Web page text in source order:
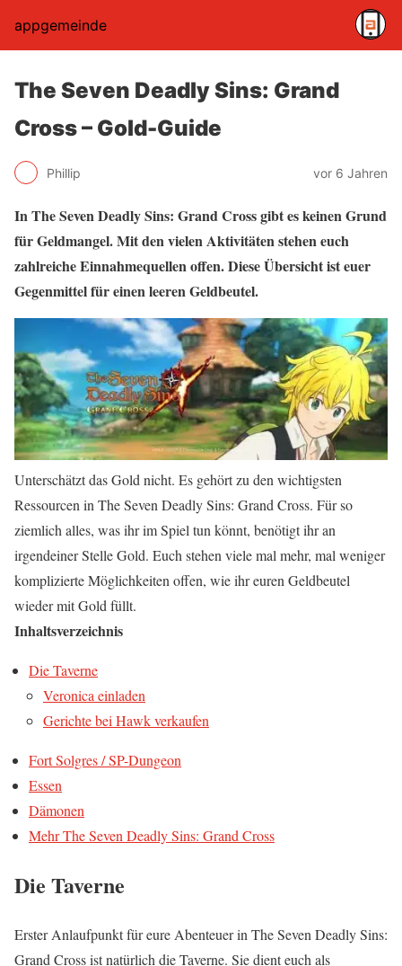
appgemeinde
The Seven Deadly Sins: Grand
Cross – Gold-Guide
Phillip vor 6 Jahren
In The Seven Deadly Sins: Grand Cross gibt es keinen Grund
für Geldmangel. Mit den vielen Aktivitäten stehen euch
zahlreiche Einnahmequellen offen. Diese Übersicht ist euer
Gegenmittel für einen leeren Geldbeutel.
Unterschätzt das Gold nicht. Es gehört zu den wichtigsten
Ressourcen in The Seven Deadly Sins: Grand Cross. Für so
ziemlich alles, was ihr im Spiel tun könnt, benötigt ihr an
irgendeiner Stelle Gold. Euch stehen viele mal mehr, mal weniger
komplizierte Möglichkeiten offen, wie ihr euren Geldbeutel
wieder mit Gold füllt.
Inhaltsverzeichnis
Die Taverne
Veronica einladen
Gerichte bei Hawk verkaufen
Fort Solgres / SP-Dungeon
Essen
Dämonen
Mehr The Seven Deadly Sins: Grand Cross
Die Taverne
Erster Anlaufpunkt für eure Abenteuer in The Seven Deadly Sins:
Grand Cross ist natürlich die Taverne. Sie dient euch als